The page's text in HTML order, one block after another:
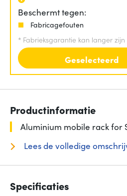
Beschermt tegen:
Fabricagefouten
* Fabrieksgarantie kan langer
Geselecteerd
Productinformatie
Aluminium mobile rack for
Lees de volledige
Specificaties